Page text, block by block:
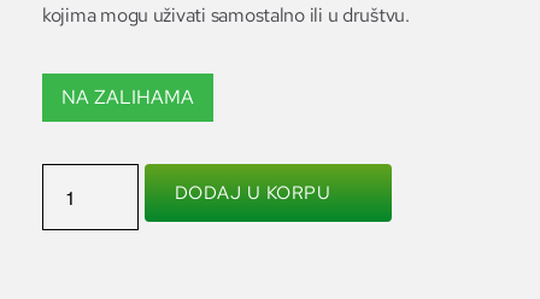
kojima mogu uživati samostalno ili u društvu.
NA ZALIHAMA
DODAJ U KORPU